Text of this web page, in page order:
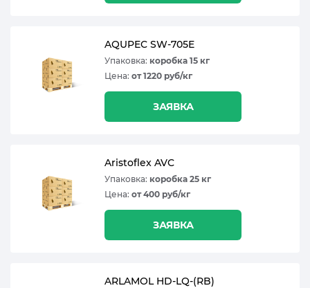
AQUPEC SW-705E
Упаковка: коробка 15 кг
Цена: от 1220 руб/кг
ЗАЯВКА
Aristoflex AVC
Упаковка: коробка 25 кг
Цена: от 400 руб/кг
ЗАЯВКА
ARLAMOL HD-LQ-(RB)